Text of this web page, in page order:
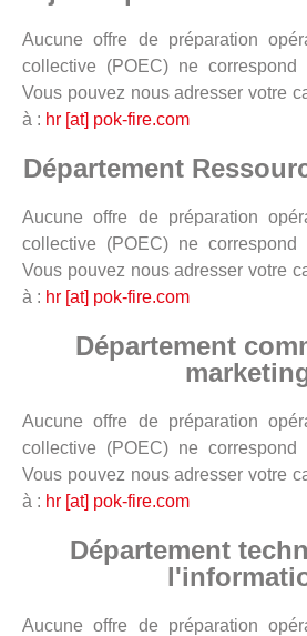
Aucune offre de préparation
collective (POEC) ne
Vous pouvez nous adresser votre
à : hr [at] pok-fire.com
Département
Aucune offre de préparation
collective (POEC) ne
Vous pouvez nous adresser votre
à : hr [at] pok-fire.com
Département
Aucune offre de préparation
collective (POEC) ne
Vous pouvez nous adresser votre
à : hr [at] pok-fire.com
Département
Aucune offre de préparation